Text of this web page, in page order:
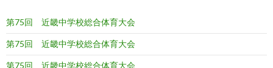
第75回 近畿中学校総合体育大会
第75回 近畿中学校総合体育大会
第75回 近畿中学校総合体育大会